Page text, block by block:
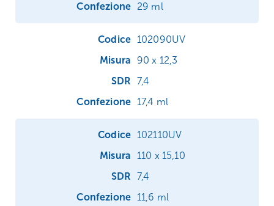
29 ml
102090UV
90 x 12,3
7,4
17,4 ml
102110UV
110 x 15,10
7,4
11,6 ml